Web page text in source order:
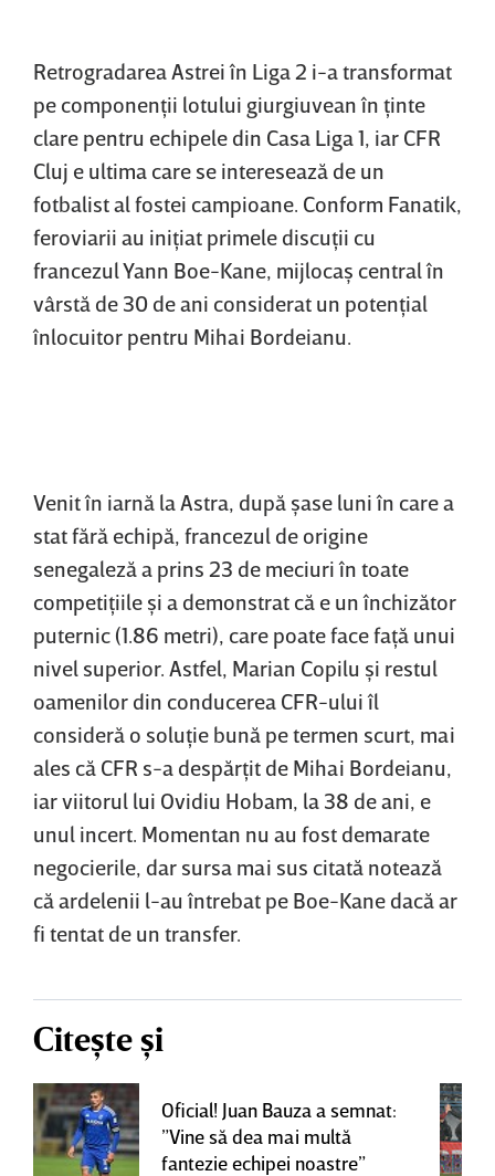
Retrogradarea Astrei în Liga 2 i-a transformat
pe componenţii lotului giurgiuvean în ţinte
clare pentru echipele din Casa Liga 1, iar CFR
Cluj e ultima care se interesează de un
fotbalist al fostei campioane. Conform Fanatik,
feroviarii au iniţiat primele discuţii cu
francezul Yann Boe-Kane, mijlocaş central în
vârstă de 30 de ani considerat un potenţial
înlocuitor pentru Mihai Bordeianu.
Venit în iarnă la Astra, după şase luni în care a
stat fără echipă, francezul de origine
senegaleză a prins 23 de meciuri în toate
competiţiile şi a demonstrat că e un închizător
puternic (1.86 metri), care poate face faţă unui
nivel superior. Astfel, Marian Copilu şi restul
oamenilor din conducerea CFR-ului îl
consideră o soluţie bună pe termen scurt, mai
ales că CFR s-a despărţit de Mihai Bordeianu,
iar viitorul lui Ovidiu Hobam, la 38 de ani, e
unul incert. Momentan nu au fost demarate
negocierile, dar sursa mai sus citată notează
că ardelenii l-au întrebat pe Boe-Kane dacă ar
fi tentat de un transfer.
Citește și
Oficial! Juan Bauza a semnat:
”Vine să dea mai multă
fantezie echipei noastre”